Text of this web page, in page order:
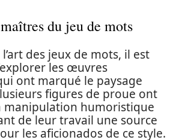
du jeu de mots
des jeux de mots, il est
les œuvres
ont marqué le paysage
figures de proue ont
manipulation humoristique
de leur travail une source
les aficionados de ce style.